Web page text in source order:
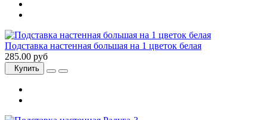
Подставка настенная большая на 1 цветок белая
285.00 руб
Купить